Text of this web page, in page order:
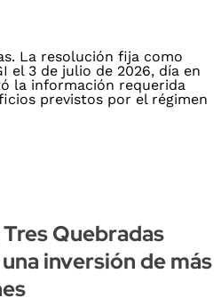
Quebradas
inversión de más